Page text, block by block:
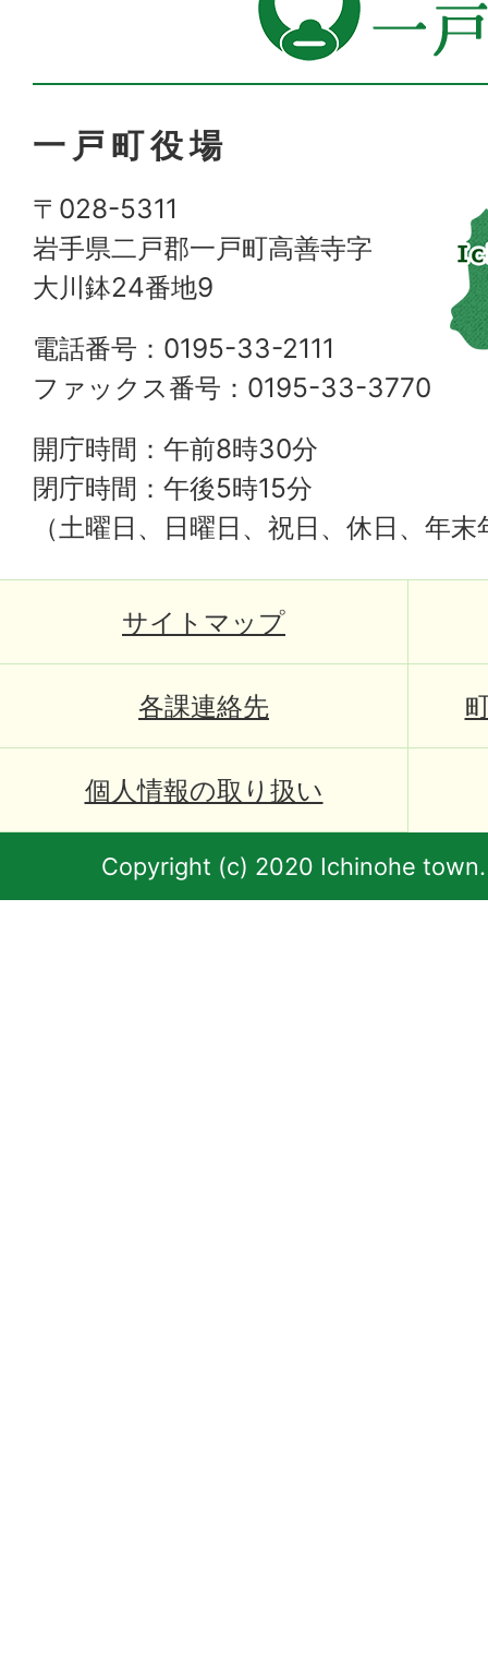
一戸町役場
〒028-5311
岩手県二戸郡一戸町高善寺字
大川鉢24番地9
電話番号：0195-33-2111
ファックス番号：0195-33-3770
開庁時間：午前8時30分
閉庁時間：午後5時15分
（土曜日、日曜日、祝日、休日、年
サイトマップ
各課連絡先
個人情報の取り扱い
Copyright (c) 2020 Ichinohe